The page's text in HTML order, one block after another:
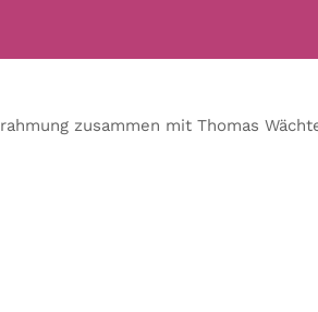
zusammen mit Thomas